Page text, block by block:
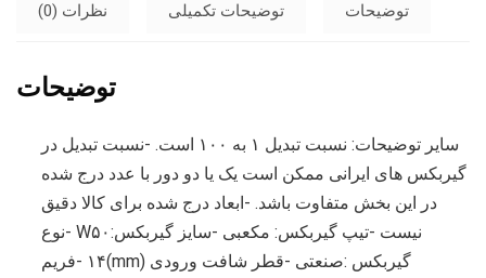
توضیحات توضیحات تکمیلی نظرات (0)
توضیحات
سایر توضیحات: نسبت تبدیل ۱ به ۱۰۰ است. -نسبت تبدیل در
گیربکس های ایرانی ممکن است یک یا دو دور با عدد درج شده
در این بخش متفاوت باشد. -ابعاد درج شده برای کالا دقیق
نیست -تیپ گیربکس: مکعبی -سایز گیربکس:W۵۰ -نوع
گیربکس :صنعتی -قطر شافت ورودی (mm)۱۴ -فریم